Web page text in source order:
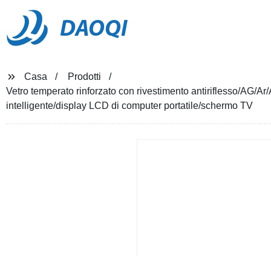
DAOQI
Casa
Prodotti
Vetro temperato rinforzato con rivestimento antiriflesso/AG/
intelligente/display LCD di computer portatile/schermo TV